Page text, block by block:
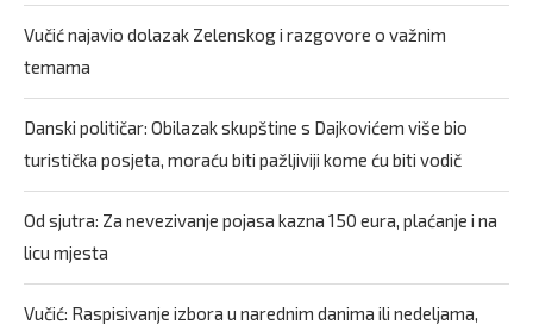
Vučić najavio dolazak Zelenskog i razgovore o važnim
temama
Danski političar: Obilazak skupštine s Dajkovićem više bio
turistička posjeta, moraću biti pažljiviji kome ću biti vodič
Od sjutra: Za nevezivanje pojasa kazna 150 eura, plaćanje i na
licu mjesta
Vučić: Raspisivanje izbora u narednim danima ili nedeljama,